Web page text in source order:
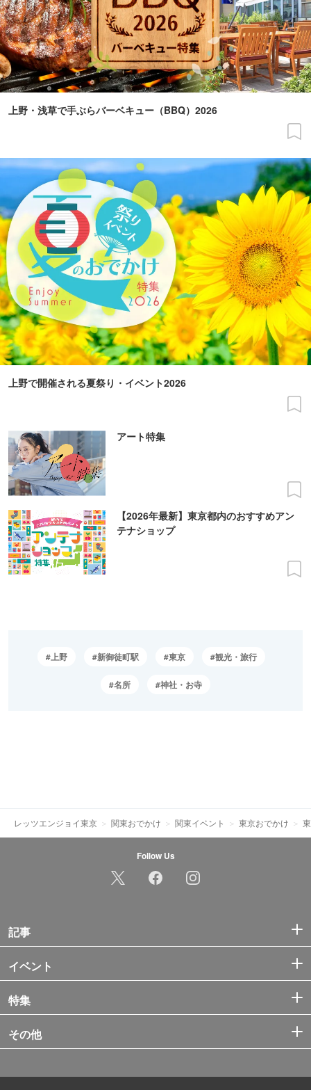
上野・浅草で手ぶらバーベキュー（BBQ）2026
上野で開催される夏祭り・イベント2026
アート特集
【2026年最新】東京都内のおすすめアン
テナショップ
上野 新御徒町駅 東京 観光・旅行
名所 神社・お寺
レッツエンジョイ東京 関東おでかけ 関東イベント 東京おでかけ
Follow Us
記事
イベント
特集
その他